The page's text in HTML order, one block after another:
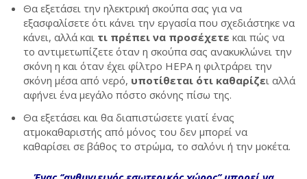
Θα εξετάσει την ηλεκτρική σκούπα σας για να
εξασφαλίσετε ότι κάνει την εργασία που σχεδιάστηκε να
κάνει, αλλά και τι πρέπει να προσέχετε και πώς να
το αντιμετωπίζετε όταν η σκούπα σας ανακυκλώνει την
σκόνη η και όταν έχει φίλτρο HEPA η φιλτράρει την
σκόνη μέσα από νερό, υποτίθεται ότι καθαρίζει αλλά
αφήνει ένα μεγάλο πόστο σκόνης πίσω της.
Θα εξετάσει και θα διαπιστώσετε γιατί ένας
ατμοκαθαριστής από μόνος του δεν μπορεί να
καθαρίσει σε βάθος το στρώμα, το σαλόνι ή την μοκέτα.